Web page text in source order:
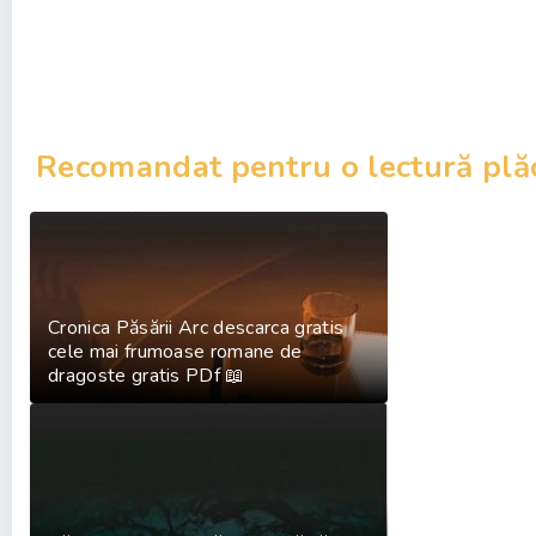
Recomandat pentru o lectură
Cronica Păsării Arc descarca gratis
cele mai frumoase romane de
dragoste gratis PDf 📖